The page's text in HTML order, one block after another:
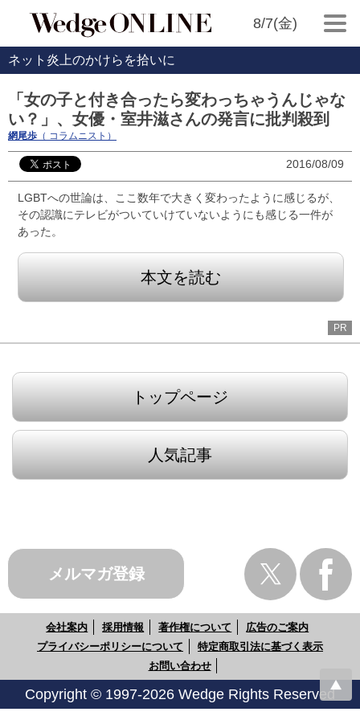
8/7(金)
ネット炎上のかけらを拾いに
「女の子と付き合ったら変わっちゃうんじゃな
い？」、女優・室井滋さんの発言に批判殺到
網尾歩 （ コラムニスト）
2016/08/09
LGBTへの世論は、ここ数年で大きく変わったように感じるが、
その認識にテレビがついていけていないようにも感じる一件が
あった。
本文を読む
PR
トップページ
人気記事
メルマガ登録
会社案内 採用情報 著作権について
広告のご案内
プライバシーポリシーについて
特定商取引法に基づく表示
お問い合わせ
Copyright © 1997-2026 Wedge Rights Reserved